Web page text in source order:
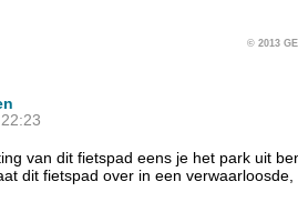
© 2013
van dit fietspad eens je het park uit
dit fietspad over in een